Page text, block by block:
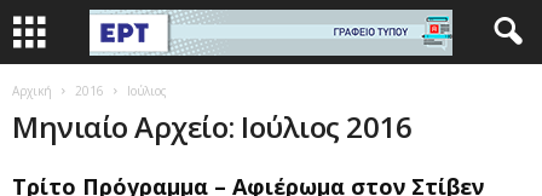
Αρχική 2016 Ιούλιος
Μηνιαίο Αρχείο: Ιούλιος 2016
Τρίτο Πρόγραμμα – Αφιέρωμα στον Στίβεν